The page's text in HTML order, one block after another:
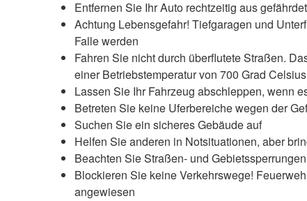
Entfernen Sie Ihr Auto rechtzeitig aus
Achtung Lebensgefahr! Tiefgaragen und
Falle werden
Fahren Sie nicht durch überflutete Straßen.
einer Betriebstemperatur von 700 Grad
Lassen Sie Ihr Fahrzeug abschleppen, wenn
Betreten Sie keine Uferbereiche wegen der
Suchen Sie ein sicheres Gebäude auf
Helfen Sie anderen in Notsituationen, aber
Beachten Sie Straßen- und
Blockieren Sie keine Verkehrswege!
angewiesen